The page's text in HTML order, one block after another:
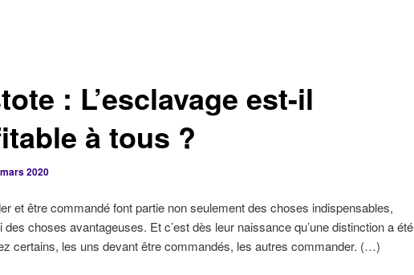
: L’esclavage est-il
à tous ?
2020
et être commandé font partie non seulement des choses indispensables,
des choses avantageuses. Et c’est dès leur naissance qu’une distinction a été
certains, les uns devant être commandés, les autres commander. (…)